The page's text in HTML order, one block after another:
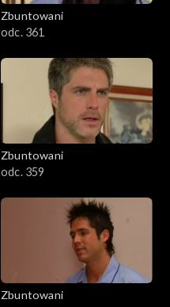
Zbuntowani
odc. 361
Zbuntowani
odc. 359
Zbuntowani